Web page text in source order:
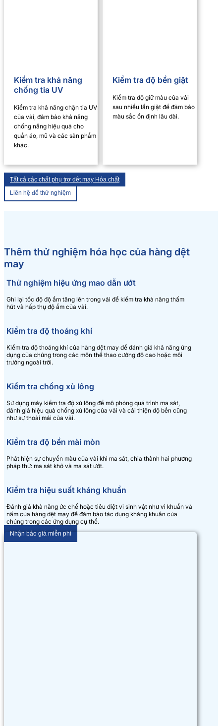
Kiểm tra khả năng
chống tia UV
Kiểm tra khả năng chặn tia UV
của vải, đảm bảo khả năng
chống nắng hiệu quả cho
quần áo, mũ và các sản phẩm
khác.
Kiểm tra độ bền giặt
Kiểm tra độ giữ màu của vải
sau nhiều lần giặt để đảm bảo
màu sắc ổn định lâu dài.
Tất cả các chất phụ trợ dệt may Hóa chất
Liên hệ để thử nghiệm
Thêm thử nghiệm hóa học của hàng dệt
may
Thử nghiệm hiệu ứng mao dẫn ướt
Ghi lại tốc độ độ ẩm tăng lên trong vải để kiểm tra khả năng thấm
hút và hấp thụ độ ẩm của vải.
Kiểm tra độ thoáng khí
Kiểm tra độ thoáng khí của hàng dệt may để đánh giá khả năng ứng
dụng của chúng trong các môn thể thao cường độ cao hoặc môi
trường ngoài trời.
Kiểm tra chống xù lông
Sử dụng máy kiểm tra độ xù lông để mô phỏng quá trình ma sát,
đánh giá hiệu quả chống xù lông của vải và cải thiện độ bền cũng
như sự thoải mái của vải.
Kiểm tra độ bền mài mòn
Phát hiện sự chuyển màu của vải khi ma sát, chia thành hai phương
pháp thử: ma sát khô và ma sát ướt.
Kiểm tra hiệu suất kháng khuẩn
Đánh giá khả năng ức chế hoặc tiêu diệt vi sinh vật như vi khuẩn và
nấm của hàng dệt may để đảm bảo tác dụng kháng khuẩn của
chúng trong các ứng dụng cụ thể.
Nhận báo giá miễn phí